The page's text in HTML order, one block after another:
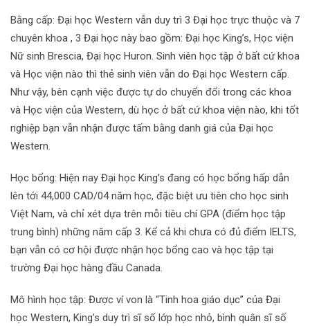
Bằng cấp: Đại học Western vẫn duy trì 3 Đại học trực thuộc và 7
chuyên khoa , 3 Đại học này bao gồm: Đại học King’s, Học viện
Nữ sinh Brescia, Đại học Huron. Sinh viên học tập ở bất cứ khoa
và Học viện nào thì thẻ sinh viên vẫn do Đại học Western cấp.
Như vậy, bên cạnh việc được tự do chuyển đổi trong các khoa
và Học viện của Western, dù học ở bất cứ khoa viện nào, khi tốt
nghiệp bạn vẫn nhận được tấm bằng danh giá của Đại học
Western.
Học bổng: Hiện nay Đại học King’s đang có học bổng hấp dẫn
lên tới 44,000 CAD/04 năm học, đặc biệt ưu tiên cho học sinh
Việt Nam, và chỉ xét dựa trên mỗi tiêu chí GPA (điểm học tập
trung bình) những năm cấp 3. Kể cả khi chưa có đủ điểm IELTS,
bạn vẫn có cơ hội được nhận học bổng cao và học tập tại
trường Đại học hàng đầu Canada.
Mô hình học tập: Được ví von là “Tinh hoa giáo dục” của Đại
học Western, King’s duy trì sĩ số lớp học nhỏ, bình quân sĩ số